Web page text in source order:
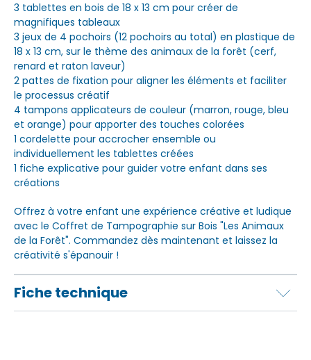
3 tablettes en bois de 18 x 13 cm pour créer de
magnifiques tableaux
3 jeux de 4 pochoirs (12 pochoirs au total) en plastique de
18 x 13 cm, sur le thème des animaux de la forêt (cerf,
renard et raton laveur)
2 pattes de fixation pour aligner les éléments et faciliter
le processus créatif
4 tampons applicateurs de couleur (marron, rouge, bleu
et orange) pour apporter des touches colorées
1 cordelette pour accrocher ensemble ou
individuellement les tablettes créées
1 fiche explicative pour guider votre enfant dans ses
créations
Offrez à votre enfant une expérience créative et ludique
avec le Coffret de Tampographie sur Bois "Les Animaux
de la Forêt". Commandez dès maintenant et laissez la
créativité s'épanouir !
Fiche technique